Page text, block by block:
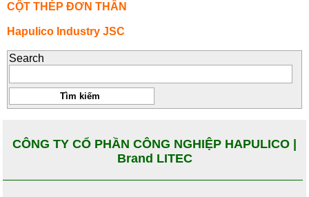
CỘT THÉP ĐƠN THÂN
Hapulico Industry JSC
Search
CÔNG TY CỔ PHẦN CÔNG NGHIỆP HAPULICO |
Brand LITEC